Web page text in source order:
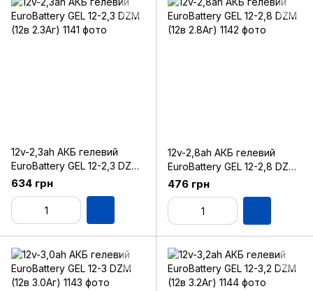
12v-2,3ah АКБ гелевий
EuroBattery GEL 12-2,3 DZM
(12в 2.3Аг)
634 грн
12v-2,8ah АКБ гелевий
EuroBattery GEL 12-2,8 DZM
(12в 2.8Аг)
476 грн